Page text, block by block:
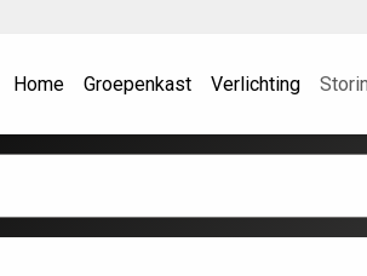
Home Groepenkast Verlichting